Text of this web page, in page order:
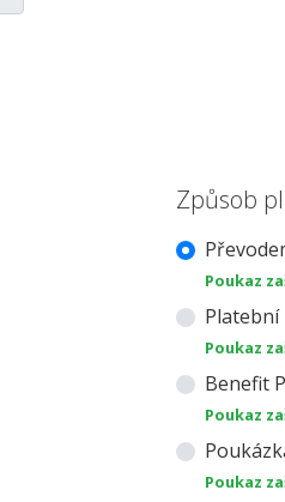
Způsob
Poukaz
Poukaz
Benefit
Poukaz
Poukaz